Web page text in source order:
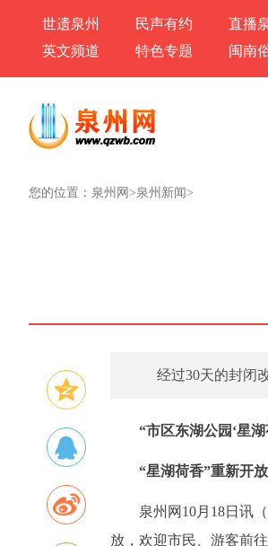
世遗泉州 民声有约 直播
英文频道
特色专题 闽南
您的位置： 泉州网 >泉州新闻>
经过30天的封闭
“市区东湖公园‘星
“星湖荷香”重新开放
泉州网10月18日讯
放，欢迎市民、游客前往